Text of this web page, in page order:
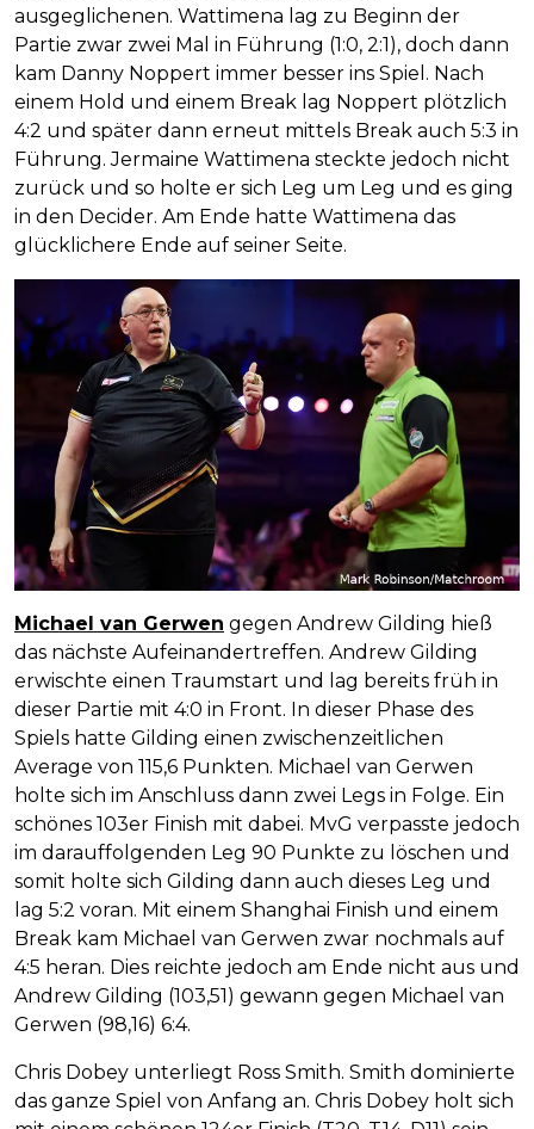
ausgeglichenen. Wattimena lag zu Beginn der
Partie zwar zwei Mal in Führung (1:0, 2:1), doch dann
kam Danny Noppert immer besser ins Spiel. Nach
einem Hold und einem Break lag Noppert plötzlich
4:2 und später dann erneut mittels Break auch 5:3 in
Führung. Jermaine Wattimena steckte jedoch nicht
zurück und so holte er sich Leg um Leg und es ging
in den Decider. Am Ende hatte Wattimena das
glücklichere Ende auf seiner Seite.
Michael van Gerwen gegen Andrew Gilding hieß
das nächste Aufeinandertreffen. Andrew Gilding
erwischte einen Traumstart und lag bereits früh in
dieser Partie mit 4:0 in Front. In dieser Phase des
Spiels hatte Gilding einen zwischenzeitlichen
Average von 115,6 Punkten. Michael van Gerwen
holte sich im Anschluss dann zwei Legs in Folge. Ein
schönes 103er Finish mit dabei. MvG verpasste jedoch
im darauffolgenden Leg 90 Punkte zu löschen und
somit holte sich Gilding dann auch dieses Leg und
lag 5:2 voran. Mit einem Shanghai Finish und einem
Break kam Michael van Gerwen zwar nochmals auf
4:5 heran. Dies reichte jedoch am Ende nicht aus und
Andrew Gilding (103,51) gewann gegen Michael van
Gerwen (98,16) 6:4.
Chris Dobey unterliegt Ross Smith. Smith dominierte
das ganze Spiel von Anfang an. Chris Dobey holt sich